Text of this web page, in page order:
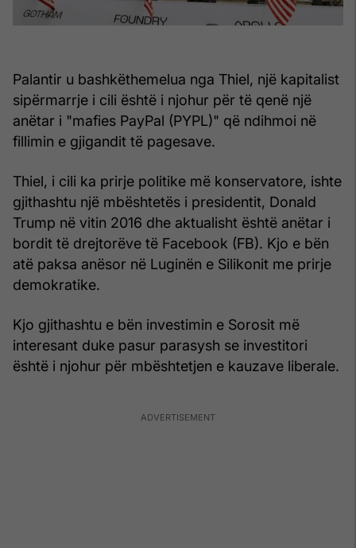
Palantir u bashkëthemelua nga Thiel, një kapitalist
sipërmarrje i cili është i njohur për të qenë një
anëtar i "mafies PayPal (PYPL)" që ndihmoi në
fillimin e gjigandit të pagesave.
Thiel, i cili ka prirje politike më konservatore, ishte
gjithashtu një mbështetës i presidentit, Donald
Trump në vitin 2016 dhe aktualisht është anëtar i
bordit të drejtorëve të Facebook (FB). Kjo e bën
atë paksa anësor në Luginën e Silikonit me prirje
demokratike.
Kjo gjithashtu e bën investimin e Sorosit më
interesant duke pasur parasysh se investitori
është i njohur për mbështetjen e kauzave liberale.